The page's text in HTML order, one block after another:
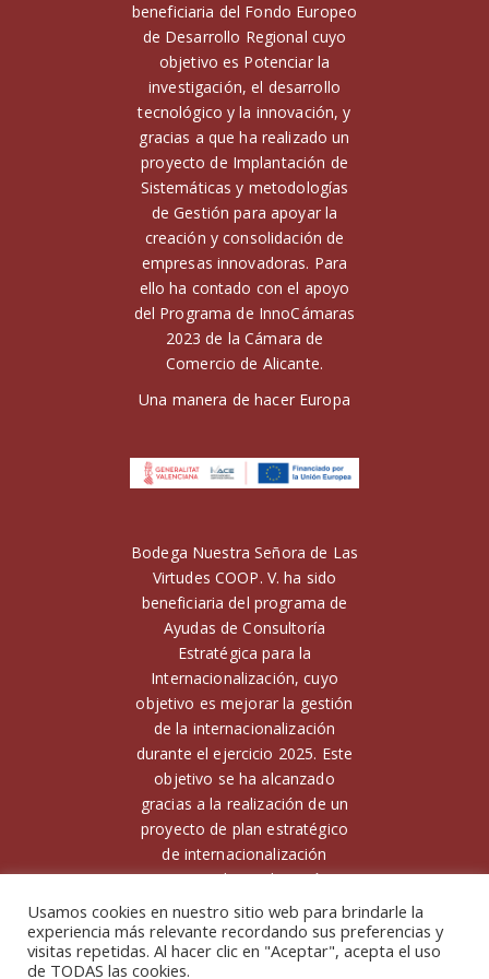
beneficiaria del Fondo Europeo
de Desarrollo Regional cuyo
objetivo es Potenciar la
investigación, el desarrollo
tecnológico y la innovación, y
gracias a que ha realizado un
proyecto de Implantación de
Sistemáticas y metodologías
de Gestión para apoyar la
creación y consolidación de
empresas innovadoras. Para
ello ha contado con el apoyo
del Programa de InnoCámaras
2023 de la Cámara de
Comercio de Alicante.
Una manera de hacer Europa
Bodega Nuestra Señora de Las
Virtudes COOP. V. ha sido
beneficiaria del programa de
Ayudas de Consultoría
Estratégica para la
Internacionalización, cuyo
objetivo es mejorar la gestión
de la internacionalización
durante el ejercicio 2025. Este
objetivo se ha alcanzado
gracias a la realización de un
proyecto de plan estratégico
de internacionalización
Financiado por la Unión
Europea. Para ello, ha contado
con el apoyo de la Unión
Europea y el Instituto
Usamos cookies en nuestro sitio web para brindarle la
experiencia más relevante recordando sus preferencias y
visitas repetidas. Al hacer clic en "Aceptar", acepta el uso
de TODAS las cookies.